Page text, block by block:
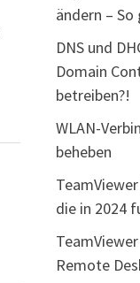
ändern – So
DNS und
Domain
betreiben?!
WLAN-
beheben
die in 2024
Remote